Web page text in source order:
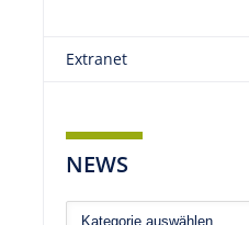
Extranet
NEWS
News